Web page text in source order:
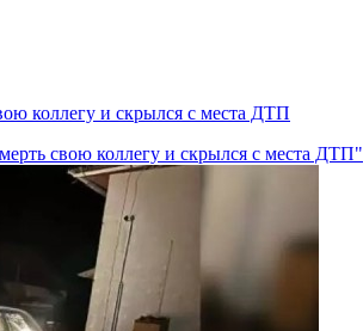
коллегу и скрылся с места ДТП
свою коллегу и скрылся с места ДТП"